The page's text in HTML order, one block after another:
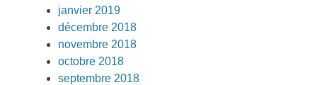
janvier 2019
décembre 2018
novembre 2018
octobre 2018
septembre 2018